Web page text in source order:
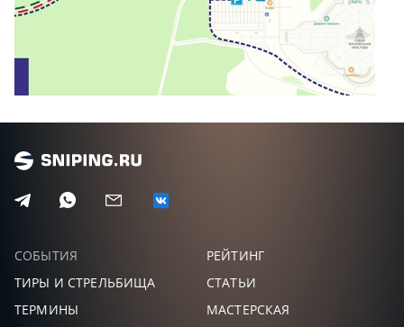
СОБЫТИЯ
РЕЙТИНГ
ТИРЫ И СТРЕЛЬБИЩА
СТАТЬИ
ТЕРМИНЫ
МАСТЕРСКАЯ